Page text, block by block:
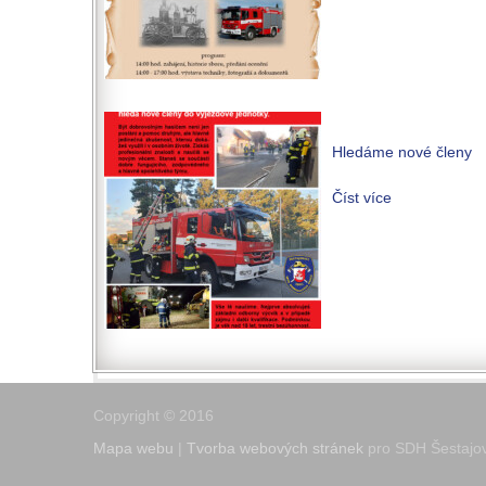
Hledáme nové členy
Číst více
Copyright © 2016
Mapa webu
Tvorba webových stránek pro SDH